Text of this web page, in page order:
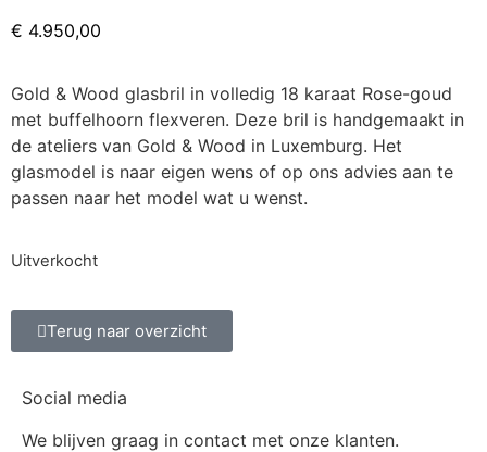
€ 4.950,00
Gold & Wood glasbril in volledig 18 karaat Rose-goud
met buffelhoorn flexveren. Deze bril is handgemaakt in
de ateliers van Gold & Wood in Luxemburg. Het
glasmodel is naar eigen wens of op ons advies aan te
passen naar het model wat u wenst.
Uitverkocht
Terug naar overzicht
Social media
We blijven graag in contact met onze klanten.